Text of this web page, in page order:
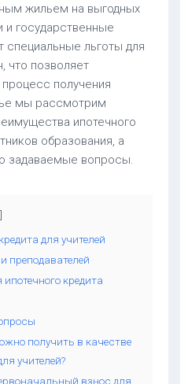
жильем на выгодных
и государственные
льготы для
что позволяет
процесс получения
мы рассмотрим
ипотечного
образования, а
задаваемые вопросы.
для учителей
преподавателей
кредита
получить в качестве
учителей?
взнос для